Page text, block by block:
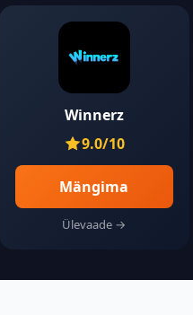
Winnerz
9.0/10
Mängima
Ülevaade →